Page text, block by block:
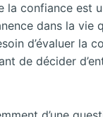
la confiance est
dans la vie
d’évaluer la
de décider